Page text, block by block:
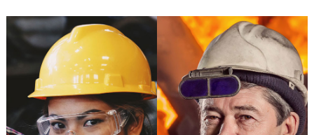
Martha Sainz
ouvrier métallurgiste
Richard Musk
ouvrier métallurgiste